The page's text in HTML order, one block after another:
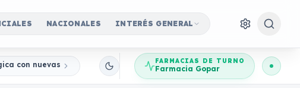
NACIONALES INTERÉS GENERAL
con nuevas Jornadas ParticipativasFARMACIAS DE TURNO
Farmacia Gopar